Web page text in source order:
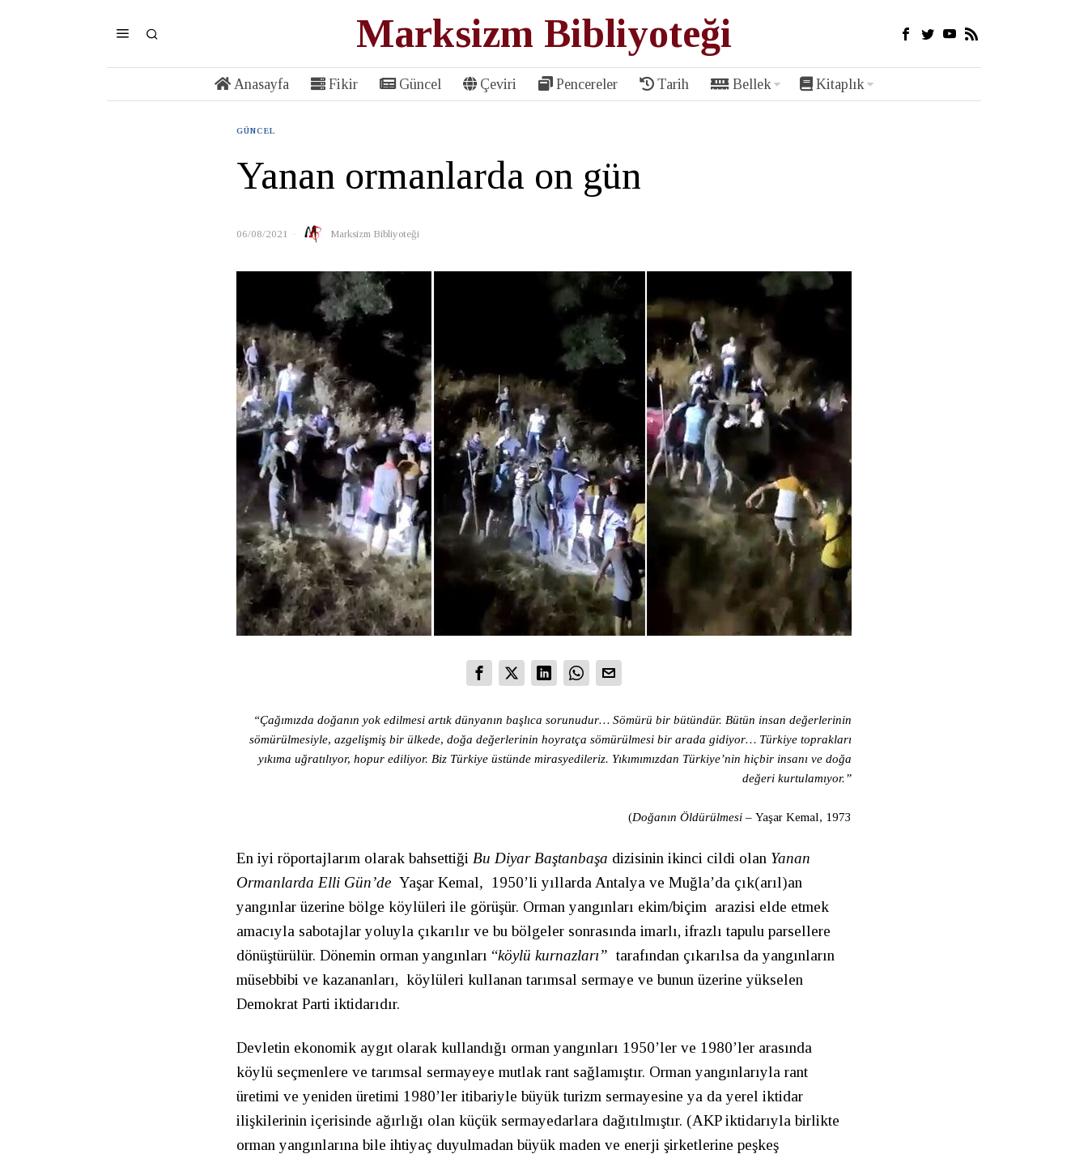
Marksizm Bibliyoteği
Anasayfa Fikir Güncel Çeviri Pencereler Tarih Bellek Kitaplık
GÜNCEL
Yanan ormanlarda on gün
06/08/2021 Marksizm Bibliyoteği
“Çağımızda doğanın yok edilmesi artık dünyanın başlıca sorunudur… Sömürü bir bütündür. Bütün insan değerlerinin
sömürülmesiyle, azgelişmiş bir ülkede, doğa değerlerinin hoyratça sömürülmesi bir arada gidiyor… Türkiye toprakları
yıkıma uğratılıyor, hopur ediliyor. Biz Türkiye üstünde mirasyedileriz. Yıkımımızdan Türkiye’nin hiçbir insanı ve doğa
değeri kurtulamıyor.”
(Doğanın Öldürülmesi – Yaşar Kemal, 1973
En iyi röportajlarım olarak bahsettiği Bu Diyar Baştanbaşa dizisinin ikinci cildi olan Yanan
Ormanlarda Elli Gün’de Yaşar Kemal, 1950’li yıllarda Antalya ve Muğla’da çık(arıl)an
yangınlar üzerine bölge köylüleri ile görüşür. Orman yangınları ekim/biçim arazisi elde etmek
amacıyla sabotajlar yoluyla çıkarılır ve bu bölgeler sonrasında imarlı, ifrazlı tapulu parsellere
dönüştürülür. Dönemin orman yangınları “köylü kurnazları” tarafından çıkarılsa da yangınların
müsebbibi ve kazananları, köylüleri kullanan tarımsal sermaye ve bunun üzerine yükselen
Demokrat Parti iktidarıdır.
Devletin ekonomik aygıt olarak kullandığı orman yangınları 1950’ler ve 1980’ler arasında
köylü seçmenlere ve tarımsal sermayeye mutlak rant sağlamıştır. Orman yangınlarıyla rant
üretimi ve yeniden üretimi 1980’ler itibariyle büyük turizm sermayesine ya da yerel iktidar
ilişkilerinin içerisinde ağırlığı olan küçük sermayedarlara dağıtılmıştır. (AKP iktidarıyla birlikte
orman yangınlarına bile ihtiyaç duyulmadan büyük maden ve enerji şirketlerine peşkeş